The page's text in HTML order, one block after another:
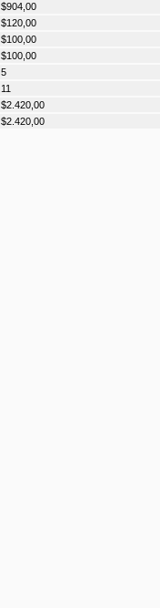
$904,00
$120,00
$100,00
$100,00
5
11
$2.420,00
$2.420,00